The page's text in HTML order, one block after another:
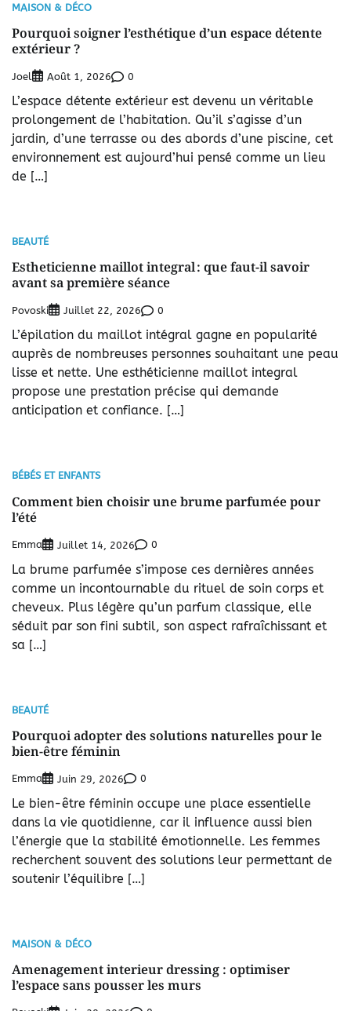
MAISON & DÉCO
Pourquoi soigner l’esthétique d’un espace détente
extérieur ?
Joel Août 1, 2026 0
L’espace détente extérieur est devenu un véritable
prolongement de l’habitation. Qu’il s’agisse d’un
jardin, d’une terrasse ou des abords d’une piscine, cet
environnement est aujourd’hui pensé comme un lieu
de […]
BEAUTÉ
Estheticienne maillot integral : que faut-il savoir
avant sa première séance
Povoski Juillet 22, 2026 0
L’épilation du maillot intégral gagne en popularité
auprès de nombreuses personnes souhaitant une peau
lisse et nette. Une esthéticienne maillot integral
propose une prestation précise qui demande
anticipation et confiance. […]
BÉBÉS ET ENFANTS
Comment bien choisir une brume parfumée pour
l’été
Emma Juillet 14, 2026 0
La brume parfumée s’impose ces dernières années
comme un incontournable du rituel de soin corps et
cheveux. Plus légère qu’un parfum classique, elle
séduit par son fini subtil, son aspect rafraîchissant et
sa […]
BEAUTÉ
Pourquoi adopter des solutions naturelles pour le
bien-être féminin
Emma Juin 29, 2026 0
Le bien-être féminin occupe une place essentielle
dans la vie quotidienne, car il influence aussi bien
l’énergie que la stabilité émotionnelle. Les femmes
recherchent souvent des solutions leur permettant de
soutenir l’équilibre […]
MAISON & DÉCO
Amenagement interieur dressing : optimiser
l’espace sans pousser les murs